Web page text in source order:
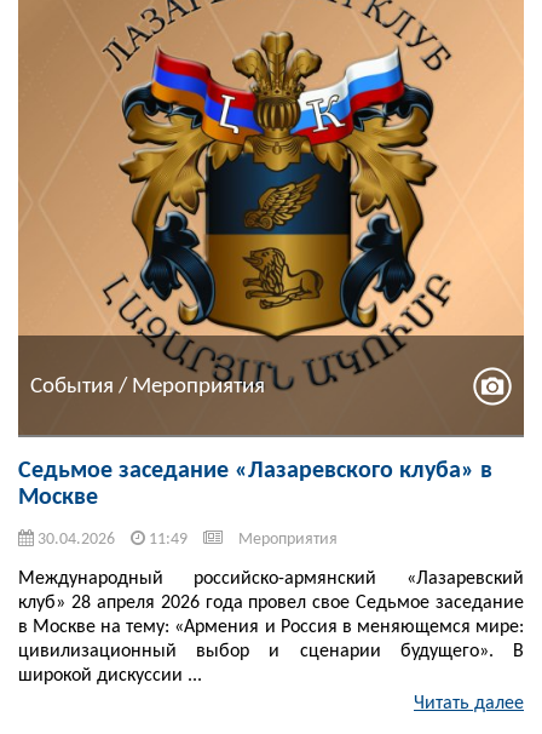
События / Мероприятия
Седьмое заседание «Лазаревского клуба» в
Москве
30.04.2026 11:49 Мероприятия
Международный российско-армянский «Лазаревский
клуб» 28 апреля 2026 года провел свое Седьмое заседание
в Москве на тему: «Армения и Россия в меняющемся мире:
цивилизационный выбор и сценарии будущего». В
широкой дискуссии ...
Читать далее